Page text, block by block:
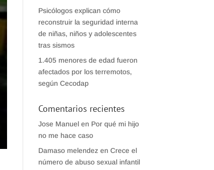
Psicólogos explican cómo
reconstruir la seguridad interna
de niñas, niños y adolescentes
tras sismos
1.405 menores de edad fueron
afectados por los terremotos,
según Cecodap
Comentarios recientes
Jose Manuelen Por qué mi hijo
no me hace caso
Damaso melendez en Crece el
número de abuso sexual infantil